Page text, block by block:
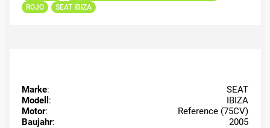
ROJO
SEAT IBIZA
Marke:
SEAT
Modell :
IBIZA
Motor:
Reference (75CV)
Baujahr: 2005